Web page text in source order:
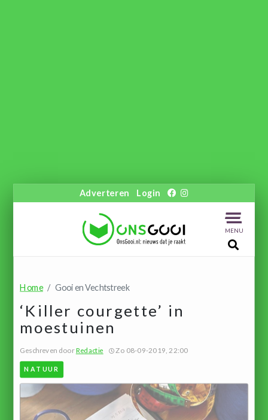
Adverteren Login
MENU
Home Gooi en Vechtstreek
‘Killer courgette’ in
moestuinen
Geschreven doorRedactie Zo 08-09-2019, 22:00
NATUUR